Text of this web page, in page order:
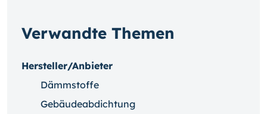
Verwandte Themen
Hersteller/Anbieter
Dämmstoffe
Gebäudeabdichtung